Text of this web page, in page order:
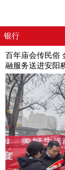
银行
百年庙会传民
融服务送进安阳